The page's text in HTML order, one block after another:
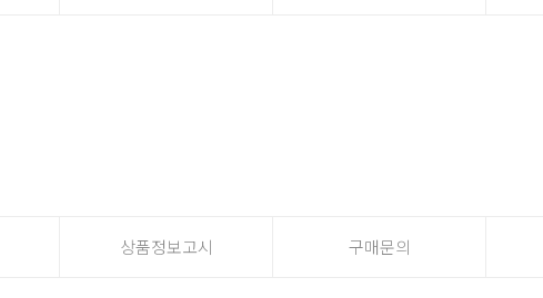
상품정보고시 구매문의